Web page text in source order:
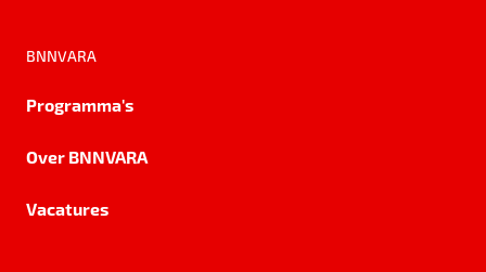
BNNVARA
Programma's
Over BNNVARA
Vacatures